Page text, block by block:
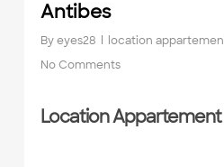
Antibes
Byeyes28
location
No Comments
Location